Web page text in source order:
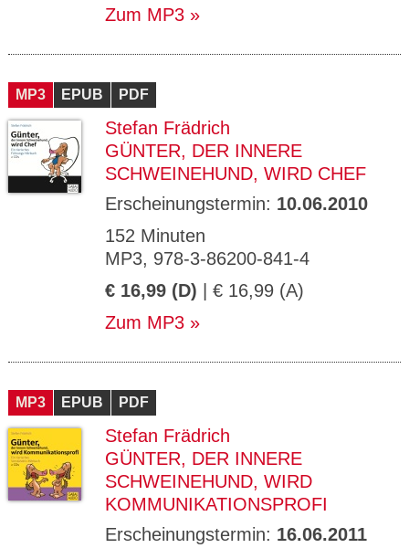
Zum MP3
MP3 EPUB PDF
Stefan Frädrich
GÜNTER, DER INNERE
SCHWEINEHUND, WIRD CHEF
Erscheinungstermin: 10.06.2010
152 Minuten
MP3, 978-3-86200-841-4
€ 16,99 (D) | € 16,99 (A)
Zum MP3
MP3 EPUB PDF
Stefan Frädrich
GÜNTER, DER INNERE
SCHWEINEHUND, WIRD
KOMMUNIKATIONSPROFI
Erscheinungstermin: 16.06.2011